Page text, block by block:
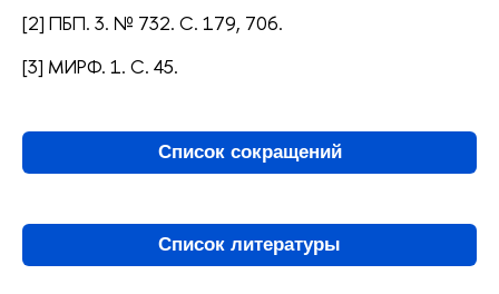
[2] ПБП. 3. № 732. С. 179, 706.
[3] МИРФ. 1. С. 45.
Список сокращений
Список литературы